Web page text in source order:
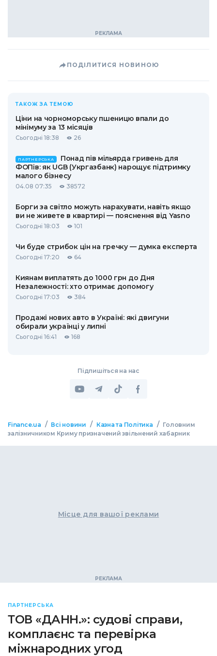
ПОДІЛИТИСЯ НОВИНОЮ
ТАКОЖ ЗА ТЕМОЮ
Ціни на чорноморську пшеницю впали до
мінімуму за 13 місяців
Сьогодні 18:38 26
ПАРТНЕРСЬКА
Понад пів мільярда гривень для
ФОПів: як UGB (Укргазбанк) нарощує підтримку
малого бізнесу
04.08 07:35 38572
Борги за світло можуть нарахувати, навіть якщо
ви не живете в квартирі — пояснення від Yasno
Сьогодні 18:03 101
Чи буде стрибок цін на гречку — думка експерта
Сьогодні 17:20 64
Киянам виплатять до 1000 грн до Дня
Незалежності: хто отримає допомогу
Сьогодні 17:03 384
Продажі нових авто в Україні: які двигуни
обирали українці у липні
Сьогодні 16:41 168
Підпишіться на нас
Finance.ua / Всі новини / Казна та Політика / Головним
залізничником Криму призначений звільнений хабарник
Місце для вашої реклами
ПАРТНЕРСЬКА
ТОВ «ДАНН.»: судові справи,
комплаєнс та перевірка
міжнародних угод